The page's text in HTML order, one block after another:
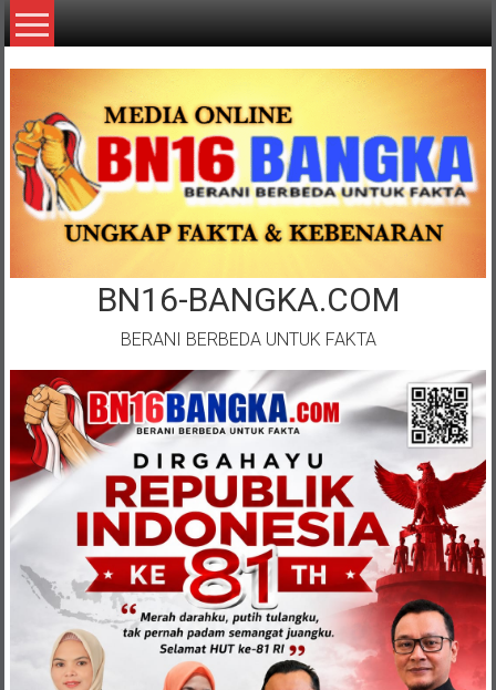
Lompat
ke
BN16-BANGKA.COM
BERANI BERBEDA UNTUK FAKTA